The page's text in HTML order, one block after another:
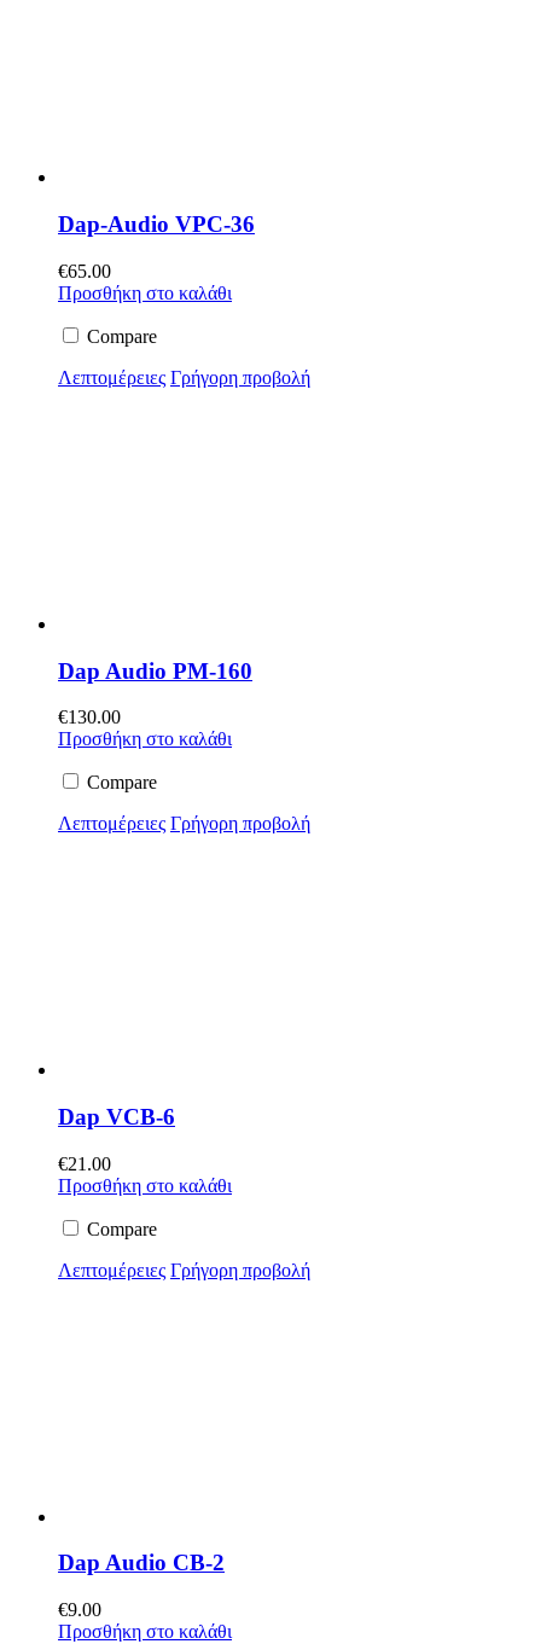
Dap-Audio VPC-36
€65.00
Προσθήκη στο καλάθι
Compare
Λεπτομέρειες Γρήγορη προβολή
Dap Audio PM-160
€130.00
Προσθήκη στο καλάθι
Compare
Λεπτομέρειες Γρήγορη προβολή
Dap VCB-6
€21.00
Προσθήκη στο καλάθι
Compare
Λεπτομέρειες Γρήγορη προβολή
Dap Audio CB-2
€9.00
Προσθήκη στο καλάθι